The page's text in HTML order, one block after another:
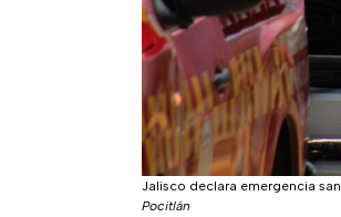
Jalisco declara emergencia
Pocitlán